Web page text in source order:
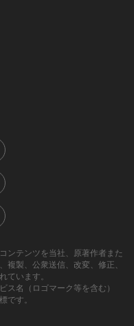
ンテンツを当社、原著作者また
複製、公衆送信、改変、修正、
ています。
ス名（ロゴマーク等を含む）
です。